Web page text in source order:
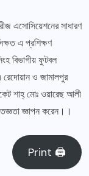
এসোসিয়েশনের সাধারণ
এ প্রশিক্ষণ
বিভাগীয় ফুটবল
ও জামালপুর
শাহ্ মোঃ ওয়ারেছ আলী
জ্ঞাপন করেন।।
Print 🖨